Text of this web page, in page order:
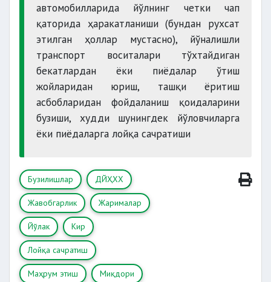
автомобилларида йўлнинг четки чап
қаторида ҳаракатланиши (бундан рухсат
этилган ҳоллар мустасно), йўналишли
транспорт воситалари тўхтайдиган
бекатлардан ёки пиёдалар ўтиш
жойларидан юриш, ташқи ёритиш
асбобларидан фойдаланиш қоидаларини
бузиши, худди шунингдек йўловчиларга
ёки пиёдаларга лойқа сачратиши
Бузилишлар ДЙҲХХ
Жавобгарлик Жарималар
Йўлак Кир
Лойқа сачратиш
Маҳрум этиш Миқдори